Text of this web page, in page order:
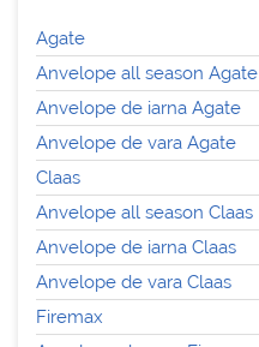
Agate
Anvelope all season Agate
Anvelope de iarna Agate
Anvelope de vara Agate
Claas
Anvelope all season Claas
Anvelope de iarna Claas
Anvelope de vara Claas
Firemax